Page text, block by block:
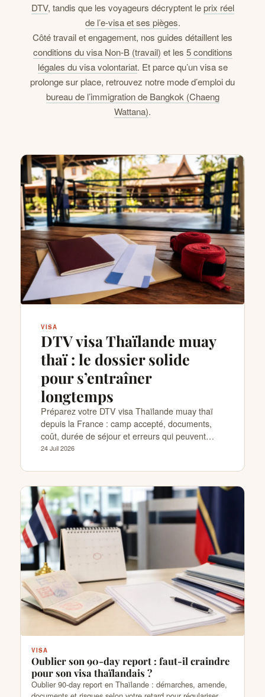
DTV, tandis que les voyageurs décryptent leprix réel
de l’e-visa et ses pièges.
Côté travail et engagement, nos guides détaillent les
conditions du visa Non-B (travail) et les 5 conditions
légales du visa volontariat. Et parce qu’un visa se
prolonge sur place, retrouvez notre mode d’emploi du
bureau de l’immigration de Bangkok (Chaeng
Wattana).
VISA
DTV visa Thaïlande muay
thaï : le dossier solide
pour s’entraîner
longtemps
Préparez votre DTV visa Thaïlande muay thaï
depuis la France : camp accepté, documents,
coût, durée de séjour et erreurs qui peuvent…
24 Juil 2026
VISA
Oublier son 90-day report : faut-il craindre
pour son visa thaïlandais ?
Oublier 90-day report en Thaïlande : démarches, amende,